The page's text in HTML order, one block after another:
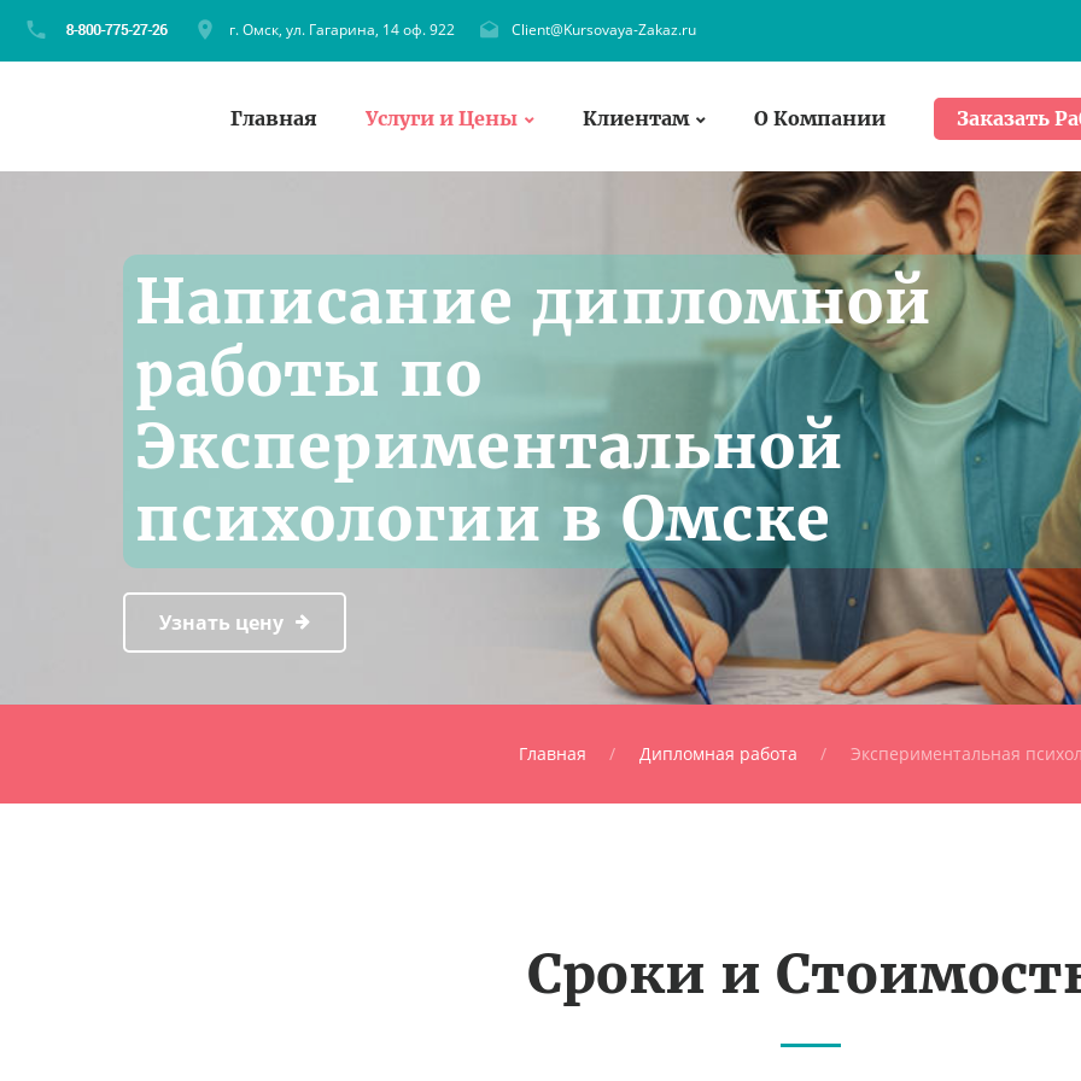
г. Омск, ул. Гагарина, 14 оф. 922 Client@Kursovaya-Zakaz.ru
Главная Услуги и Цены Клиентам О Компании Заказать
Написание дипломной
работы по
Экспериментальной
психологии в Омске
Узнать цену
Главная Дипломная работа Экспериментальная
Сроки и